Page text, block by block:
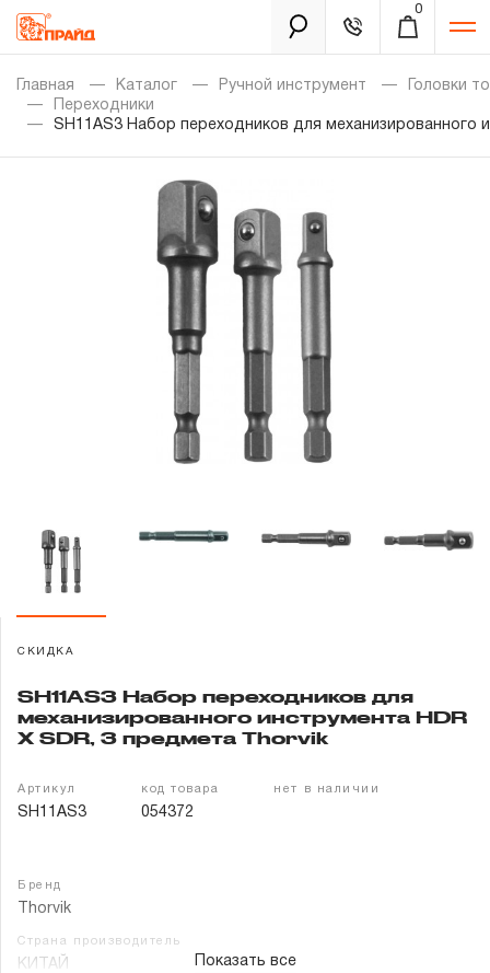
0
Каталог
Золотая лихорадка
Распродажа
Уцененный товар
Гарантия и сервис
Доставка и оплата
Контакты
Забыли пароль?
Главная Каталог Ручной инструмент
Головки
Переходники
SH11AS3 Набор переходников для механизированного
СКИДКА
SH11AS3 Набор переходников для
механизированного инструмента HDR
X SDR, 3 предмета Thorvik
Артикул
SH11AS3
код товара
054372
нет в наличии
Бренд
Thorvik
Страна производитель
КИТАЙ Показать все